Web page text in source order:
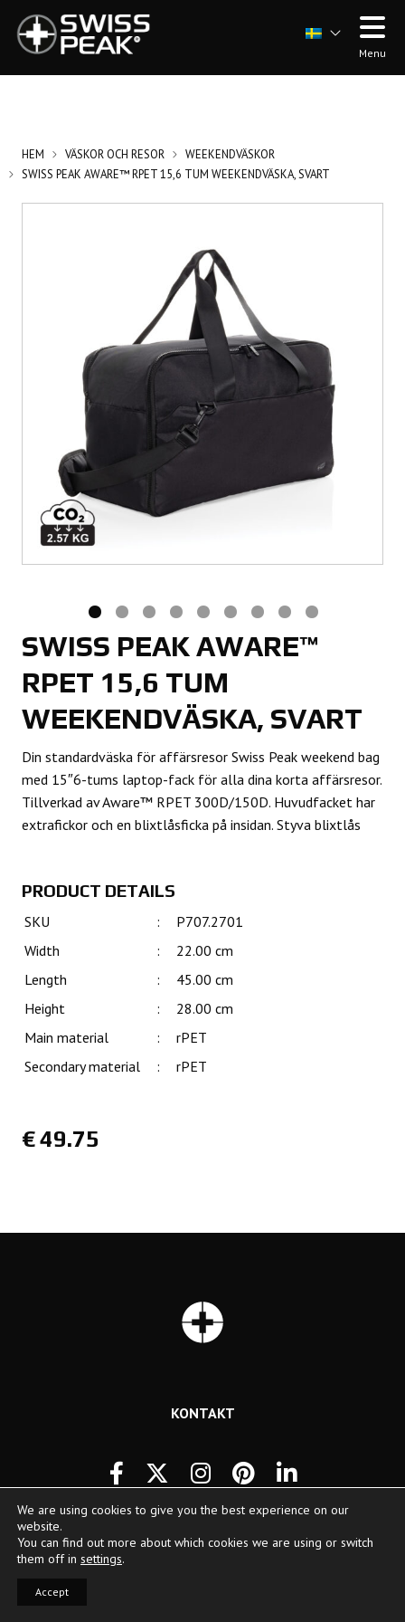
Menu
HEM VÄSKOR OCH RESOR
WEEKENDVÄSKOR
SWISS PEAK AWARE™ RPET 15,6 TUM WEEKENDVÄSKA, SVART
SWISS PEAK AWARE™
RPET 15,6 TUM
WEEKENDVÄSKA, SVART
Din standardväska för affärsresor Swiss Peak weekend bag
med 15″6-tums laptop-fack för alla dina korta affärsresor.
Tillverkad av Aware™ RPET 300D/150D. Huvudfacket har
extrafickor och en blixtlåsficka på insidan. Styva blixtlås
PRODUCT DETAILS
SKU :
P707.2701
Width
:
22.00 cm
Length
:
45.00 cm
Height
:
28.00 cm
Main material
:
rPET
Secondary material
: rPET
€49.75
KONTAKT
© Copyright 2026 | Swiss Peak | All Rights Reserved
We are using cookies to give you the best experience on our
website.
You can find out more about which cookies we are using or switch
them off in settings.
Accept